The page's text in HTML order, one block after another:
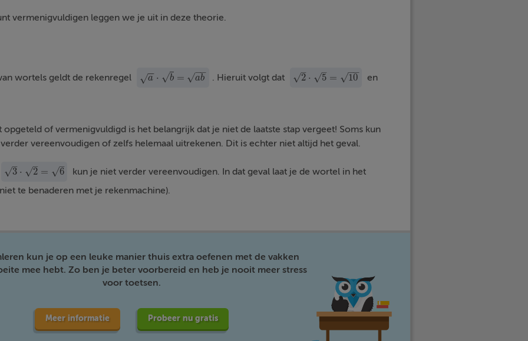
vermenigvuldigen leggen we je uit in deze theorie.
wortels geldt de rekenregel a
−
−
√ ⋅ b
√ = ab
−−
√
a·b= ab . Hieruit volgt dat 2
–
√ ⋅ 5
–
√ = 10
−−
√
2·5=10 en
of vermenigvuldigd is het belangrijk dat je niet de laatste stap vergeet! Soms kun
vereenvoudigen of zelfs helemaal uitrekenen. Dit is echter niet altijd het geval.
3
–
√ ⋅ 2
–
√ = 6
–
√
3·2= 6
kun je niet verder vereenvoudigen. In dat geval laat je de wortel in het
te benaderen met je rekenmachine).
kun je op een leuke manier thuis extra oefenen met de vakken
mee hebt. Zo ben je beter voorbereid en heb je nooit meer stress
voor toetsen.
Meer informatie Probeer nu gratis